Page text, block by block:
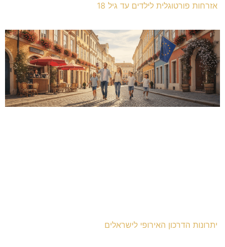
אזרחות פורטוגלית לילדים עד גיל 18
יתרונות הדרכון האירופי לישראלים